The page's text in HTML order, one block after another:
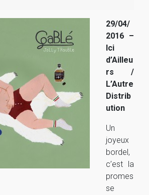
29/04/
2016 –
Ici
d’Ailleu
rs /
L’Autre
Distrib
ution
Un
joyeux
bordel,
c’est la
promes
se